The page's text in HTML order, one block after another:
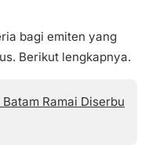
bagi emiten yang
Berikut lengkapnya.
Ramai Diserbu